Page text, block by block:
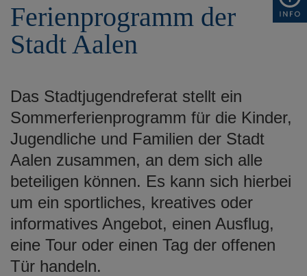
n
Ferienprogramm der
Stadt Aalen
Das Stadtjugendreferat stellt ein
Sommerferienprogramm für die Kinder,
Jugendliche und Familien der Stadt
Aalen zusammen, an dem sich alle
beteiligen können. Es kann sich hierbei
um ein sportliches, kreatives oder
informatives Angebot, einen Ausflug,
eine Tour oder einen Tag der offenen
Tür handeln.